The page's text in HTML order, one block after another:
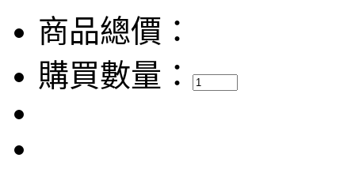
商品總價：
購買數量：